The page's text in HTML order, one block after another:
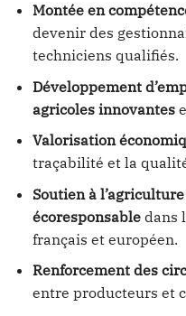
Montée en
devenir des
techniciens qualifiés.
Développement
agricoles innovantes
Valorisation
traçabilité et la
Soutien à
écoresponsabledans
français et européen.
Renforcement des
entre producteurs et